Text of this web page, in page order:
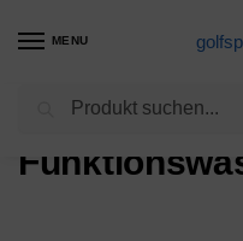
MENU
Produkte verschlagwortet